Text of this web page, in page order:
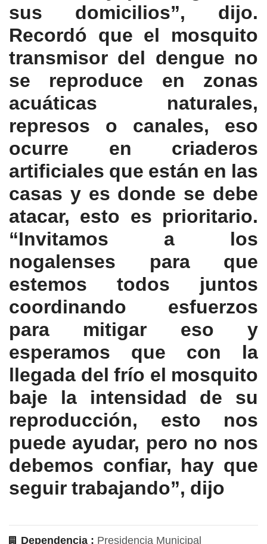
sus domicilios”, dijo.
Recordó que el mosquito
transmisor del dengue no
se reproduce en zonas
acuáticas naturales,
represos o canales, eso
ocurre en criaderos
artificiales que están en las
casas y es donde se debe
atacar, esto es prioritario.
“Invitamos a los
nogalenses para que
estemos todos juntos
coordinando esfuerzos
para mitigar eso y
esperamos que con la
llegada del frío el mosquito
baje la intensidad de su
reproducción, esto nos
puede ayudar, pero no nos
debemos confiar, hay que
seguir trabajando”, dijo
Dependencia : Presidencia Municipal